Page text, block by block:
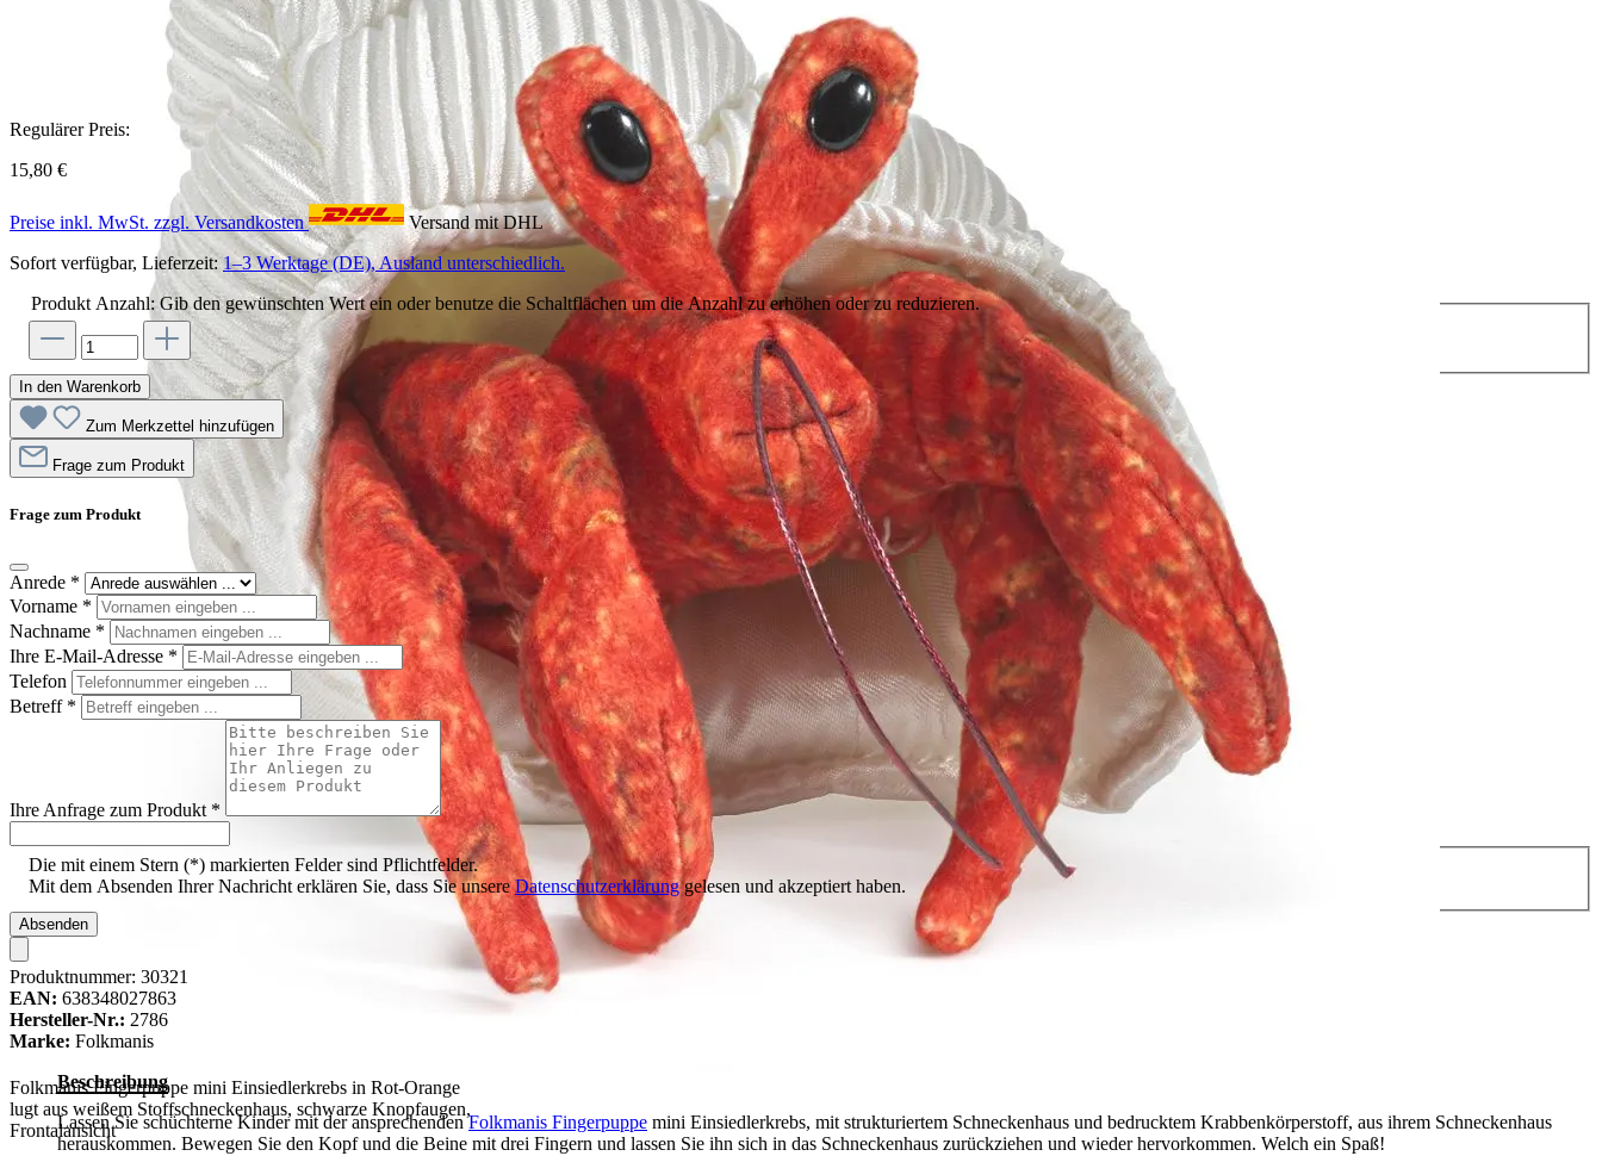
Folkmanis Fingerpuppe mini Einsiedlerkrebs in Rot-Orange
lugt aus weißem Stoffschneckenhaus, schwarze Knopfaugen,
Frontalansicht
Regulärer Preis:
15,80 €
Preise inkl. MwSt. zzgl. Versandkosten
Versand mit DHL
Sofort verfügbar, Lieferzeit:1–3 Werktage (DE), Ausland unterschiedlich.
Produkt Anzahl: Gib den gewünschten Wert ein oder benutze die Schaltflächen um die Anzahl zu erhöhen oder zu reduzieren.
In den Warenkorb
Zum Merkzettel hinzufügen
Frage zum Produkt
Frage zum Produkt
Anrede *
Vorname *
Nachname *
Ihre E-Mail-Adresse *
Telefon
Betreff *
Ihre Anfrage zum Produkt *
Die mit einem Stern (*) markierten Felder sind Pflichtfelder.
Mit dem Absenden Ihrer Nachricht erklären Sie, dass Sie unsereDatenschutzerklärunggelesen und akzeptiert haben.
Absenden
Produktnummer: 30321
EAN: 638348027863
Hersteller-Nr.: 2786
Marke: Folkmanis
Beschreibung
Lassen Sie schüchterne Kinder mit der ansprechendenFolkmanis Fingerpuppe mini Einsiedlerkrebs, mit strukturiertem Schneckenhaus und bedrucktem Krabbenkörperstoff, aus ihrem Schneckenhaus
herauskommen. Bewegen Sie den Kopf und die Beine mit drei Fingern und lassen Sie ihn sich in das Schneckenhaus zurückziehen und wieder hervorkommen. Welch ein Spaß!